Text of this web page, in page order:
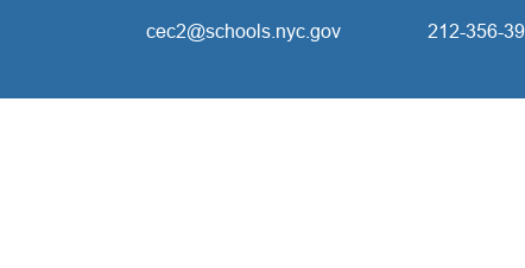
cec2@schools.nyc.gov 212-356-